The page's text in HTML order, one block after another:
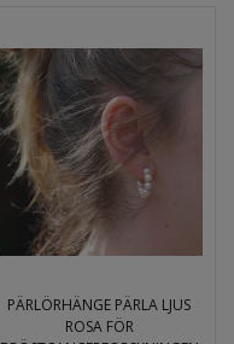
PÄRLÖRHÄNGE PÄRLA LJUS
ROSA FÖR